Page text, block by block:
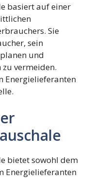
basiert auf einer
Sie
sein
und
zu vermeiden.
Energielieferanten
bietet sowohl dem
Energielieferanten